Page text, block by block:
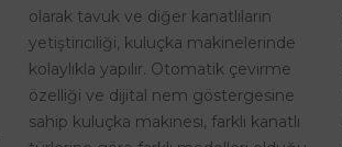
olarak tavuk ve diğer kanatlıların
yetiştiriciliği, kuluçka makinelerinde
kolaylıkla yapılır. Otomatik çevirme
özelliği ve dijital nem göstergesine
sahip kuluçka makinesi, farklı kanatlı